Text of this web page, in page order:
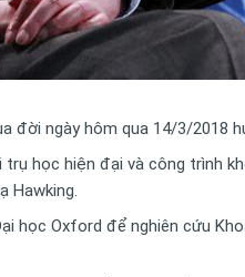
đời ngày hôm qua 14/3/2018
học hiện đại và công trình
Hawking.
học Oxford để nghiên cứu